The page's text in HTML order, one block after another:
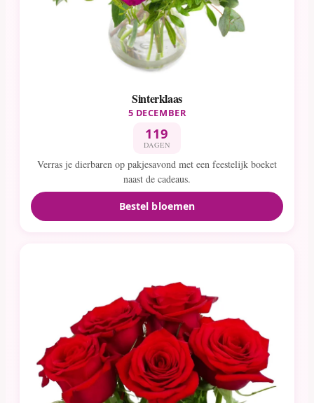
Sinterklaas
5 DECEMBER
119
DAGEN
Verras je dierbaren op pakjesavond met een feestelijk boeket
naast de cadeaus.
Bestel bloemen